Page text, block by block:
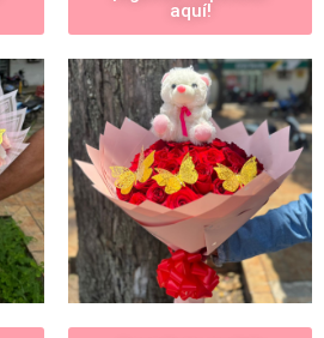
aquí!